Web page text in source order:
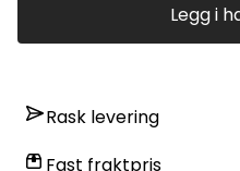
Legg i
Rask levering
Fast fraktpris